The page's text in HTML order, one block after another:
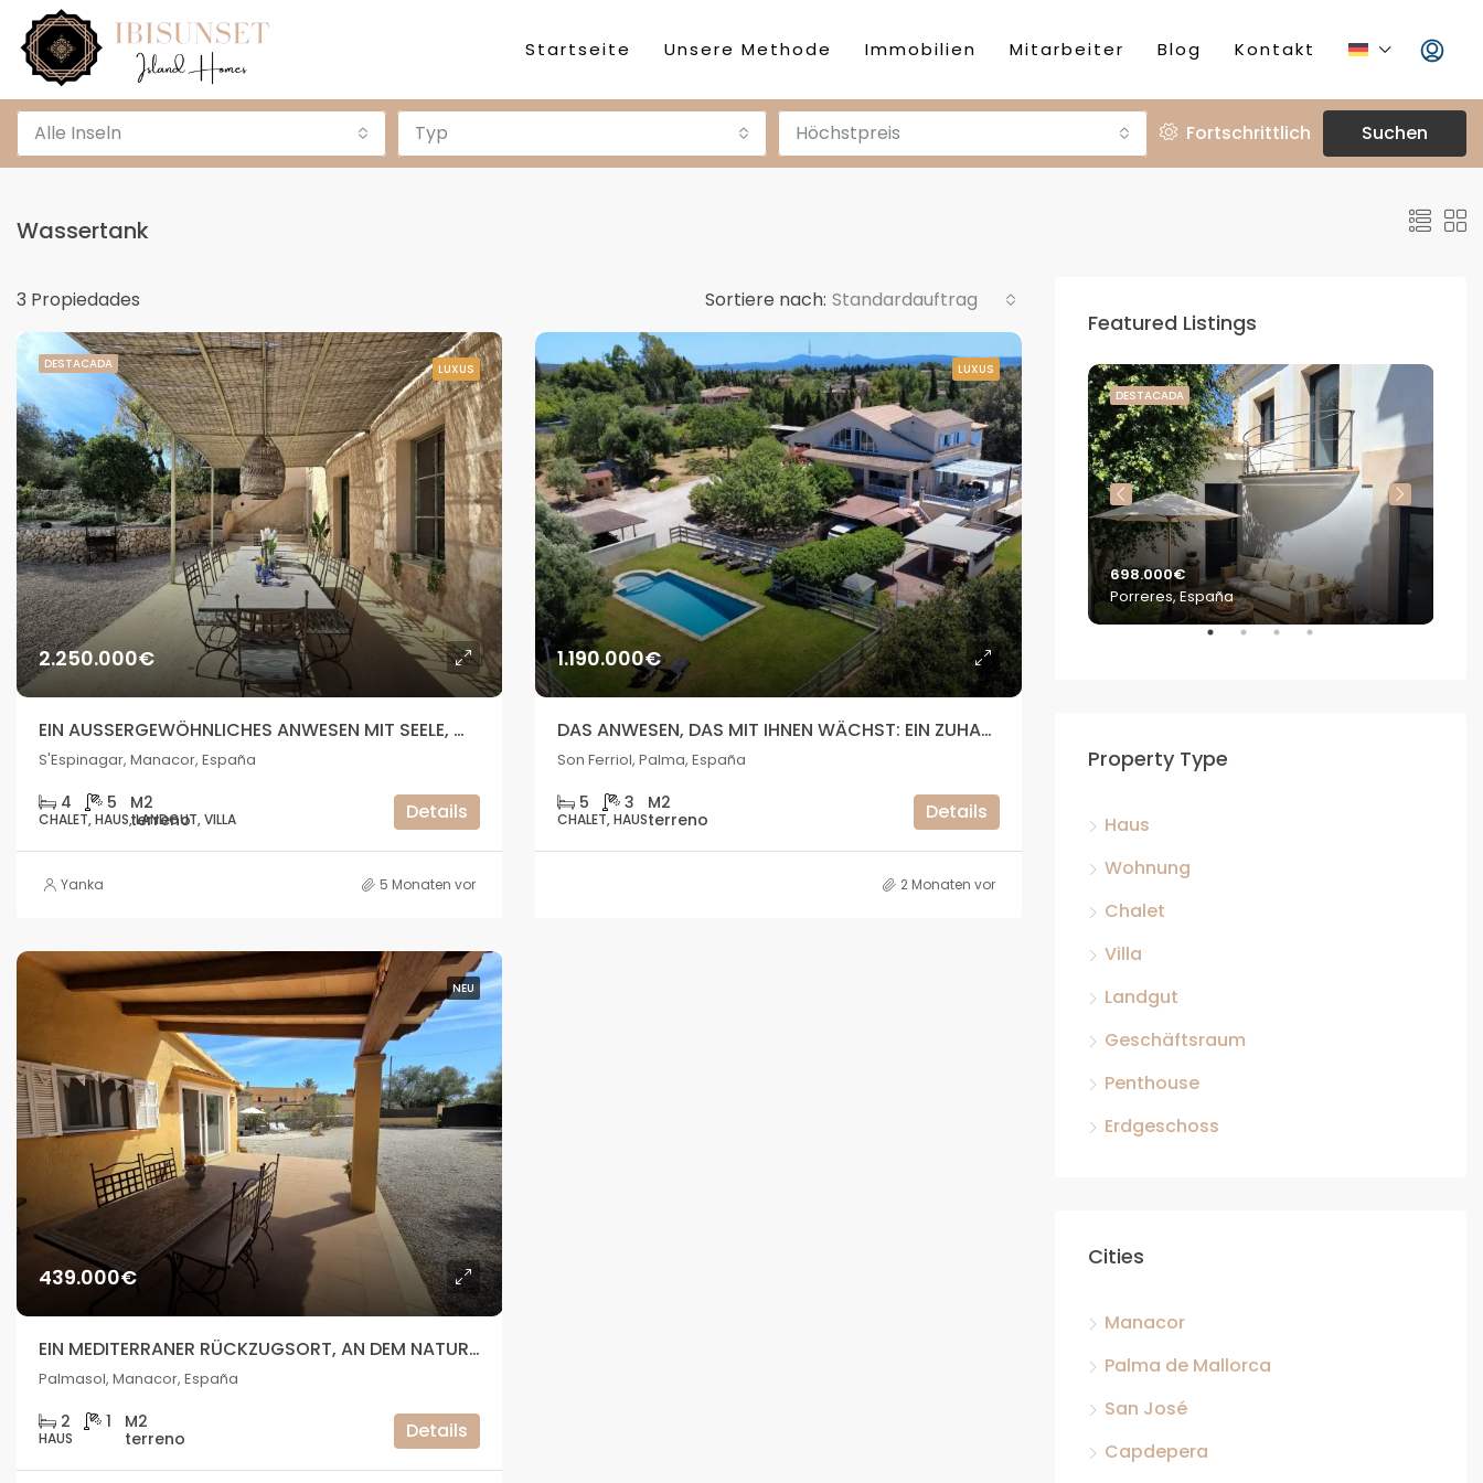
Startseite Unsere Methode Immobilien Mitarbeiter Blog Kontakt
Alle Inseln Typ Höchstpreis Fortschrittlich Suchen
Wassertank
3 Propiedades Sortiere nach: Standardauftrag
DESTACADA LUXUS
2.250.000€
EIN AUSSERGEWÖHNLICHES ANWESEN MIT SEELE, WO DIE NATUR AUF DAS MEER TRIFFT
S'Espinagar, Manacor, España
4 5
CHALET, HAUS, LANDGUT, VILLA Details
Yanka 5 Monaten vor
LUXUS
1.190.000€
DAS ANWESEN, DAS MIT IHNEN WÄCHST: EIN ZUHAUSE, DOPPELTE UNABHÄNGIGKEIT, UNENDLICHE MÖGLICHKEITEN.
Son Ferriol, Palma, España
5 3
CHALET, HAUS Details
2 Monaten vor
NEU
439.000€
EIN MEDITERRANER RÜCKZUGSORT, AN DEM NATUR, RUHE UND LEBENSSTIL MITEINANDER VERSCHMELZEN
Palmasol, Manacor, España
2 1
HAUS Details
Featured Listings
DESTACADA
1.320.000€
Cala Vadella, San José, Spain
DESTACADA
698.000€
Porreres, España
Property Type
Haus
Wohnung
Chalet
Villa
Landgut
Geschäftsraum
Penthouse
Erdgeschoss
Cities
Manacor
Palma de Mallorca
San José
Capdepera